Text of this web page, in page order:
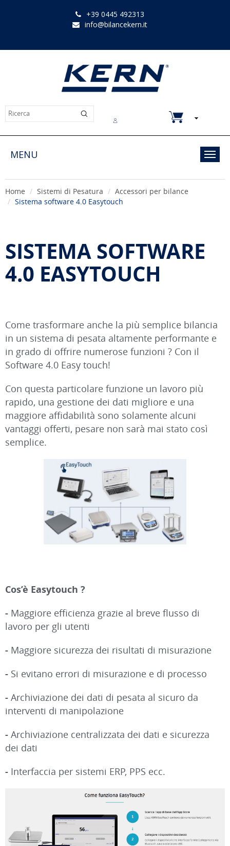
+39 0445 492313
info@bilancekern.it
MENU
Home Sistemi di Pesatura
Accessori per bilance
Sistema software 4.0 Easytouch
SISTEMA SOFTWARE
4.0 EASYTOUCH
Come trasformare anche la più semplice bilancia
in un sistema di pesata altamente performante e
in grado di offrire numerose funzioni ? Con il
Software 4.0 Easy touch!
Con questa particolare funzione un lavoro più
rapido, una gestione dei dati migliore e una
maggiore affidabilità sono solamente alcuni
vantaggi offerti, pesare non sarà mai stato così
semplice.
Cos’è Easytouch ?
- Maggiore efficienza grazie al breve flusso di
lavoro per gli utenti
- Maggiore sicurezza dei risultati di misurazione
- Si evitano errori di misurazione e di processo
- Archiviazione dei dati di pesata al sicuro da
interventi di manipolazione
- Archiviazione centralizzata dei dati e sicurezza
dei dati
- Interfaccia per sistemi ERP, PPS ecc.